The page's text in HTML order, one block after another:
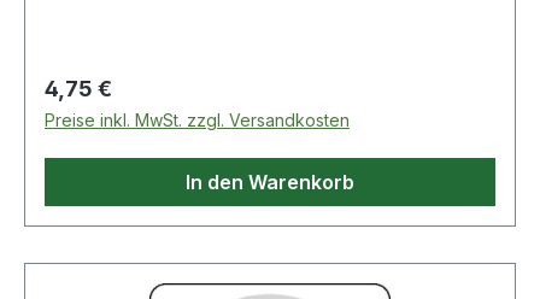
Regulärer Preis:
4,75 €
Preise inkl. MwSt. zzgl. Versandkosten
In den Warenkorb